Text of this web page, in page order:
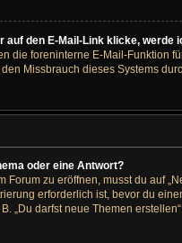
auf den E-Mail-Link klicke, werde
die foreninterne E-Mail-Funktion
Missbrauch dieses Systems
oder eine Antwort?
Forum zu eröffnen, musst du auf
erforderlich ist, bevor du
„Du darfst neue Themen